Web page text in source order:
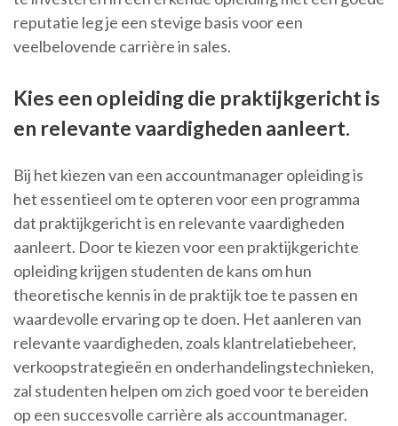
reputatie leg je een stevige basis voor een
veelbelovende carrière in sales.
Kies een opleiding die praktijkgericht is
en relevante vaardigheden aanleert.
Bij het kiezen van een accountmanager opleiding is
het essentieel om te opteren voor een programma
dat praktijkgericht is en relevante vaardigheden
aanleert. Door te kiezen voor een praktijkgerichte
opleiding krijgen studenten de kans om hun
theoretische kennis in de praktijk toe te passen en
waardevolle ervaring op te doen. Het aanleren van
relevante vaardigheden, zoals klantrelatiebeheer,
verkoopstrategieën en onderhandelingstechnieken,
zal studenten helpen om zich goed voor te bereiden
op een succesvolle carrière als accountmanager.